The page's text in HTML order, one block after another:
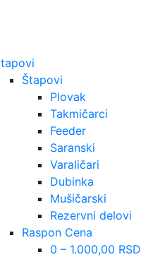
Štapovi
Plovak
Takmičarci
Feeder
Saranski
Varaličari
Dubinka
Mušičarski
Rezervni delovi
Raspon Cena
0 – 1.000,00 RSD